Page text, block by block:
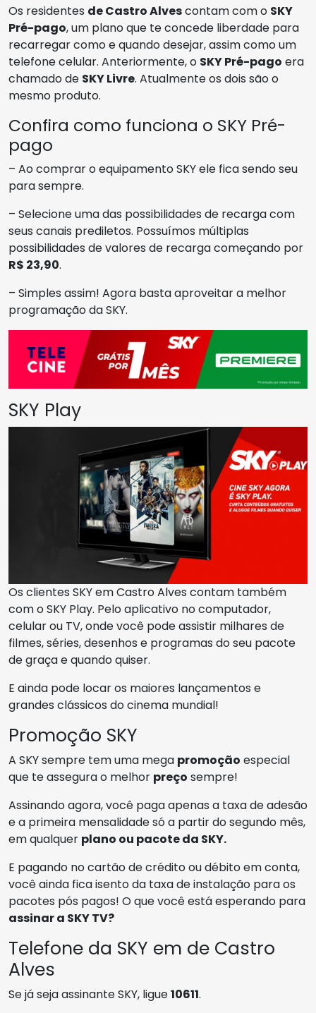
Os residentes de Castro Alvescontam com o SKY
Pré-pago, um plano que te concede liberdade para
recarregar como e quando desejar, assim como um
telefone celular. Anteriormente, o SKY Pré-pago era
chamado de SKY Livre. Atualmente os dois são o
mesmo produto.
Confira como funciona o SKY Pré-
pago
– Ao comprar o equipamento SKY ele fica sendo seu
para sempre.
– Selecione uma das possibilidades de recarga com
seus canais prediletos. Possuímos múltiplas
possibilidades de valores de recarga começando por
R$ 23,90.
– Simples assim! Agora basta aproveitar a melhor
programação da SKY.
SKY Play
Os clientes SKY em Castro Alves contam também
com o SKY Play. Pelo aplicativo no computador,
celular ou TV, onde você pode assistir milhares de
filmes, séries, desenhos e programas do seu pacote
de graça e quando quiser.
E ainda pode locar os maiores lançamentos e
grandes clássicos do cinema mundial!
Promoção SKY
A SKY sempre tem uma mega promoção especial
que te assegura o melhor preço sempre!
Assinando agora, você paga apenas a taxa de adesão
e a primeira mensalidade só a partir do segundo mês,
em qualquer plano ou pacote da SKY.
E pagando no cartão de crédito ou débito em conta,
você ainda fica isento da taxa de instalação para os
pacotes pós pagos! O que você está esperando para
assinar a SKY TV?
Telefone da SKY em de Castro
Alves
Se já seja assinante SKY, ligue10611.